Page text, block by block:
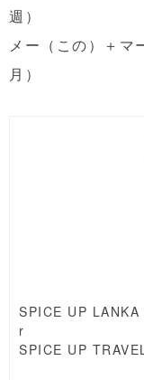
週）
メー（この）＋マ
月）
SPICE UP
r
SPICE UP